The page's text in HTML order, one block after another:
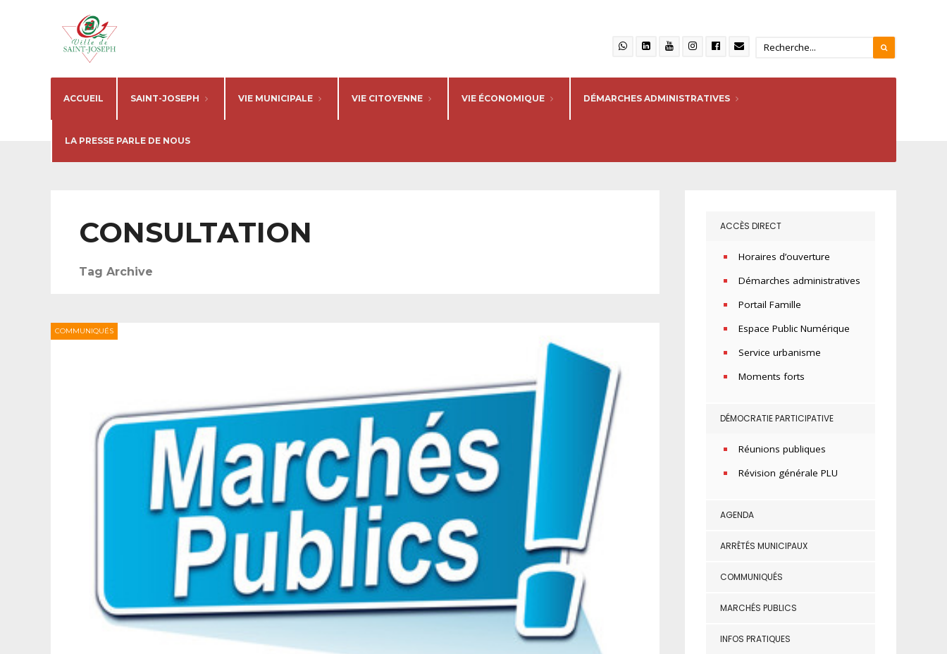
ACCUEIL SAINT-JOSEPH VIE MUNICIPALE VIE CITOYENNE VIE ÉCONOMIQUE DÉMARCHES ADMINISTRATIVES
LA PRESSE PARLE DE NOUS
CONSULTATION
Tag Archive
COMMUNIQUÉS
ACCÈS DIRECT
Horaires d’ouverture
Démarches administratives
Portail Famille
Espace Public Numérique
Service urbanisme
Moments forts
DÉMOCRATIE PARTICIPATIVE
Réunions publiques
Révision générale PLU
AGENDA
ARRÊTÉS MUNICIPAUX
COMMUNIQUÉS
MARCHÉS PUBLICS
INFOS PRATIQUES